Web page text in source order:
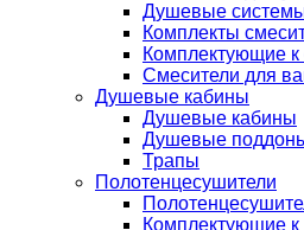
Душевые
Комплекты
Комплектующие к
Смесители для
Душевые кабины
Душевые кабины
Душевые
Трапы
Полотенцесушители
Комплектующие